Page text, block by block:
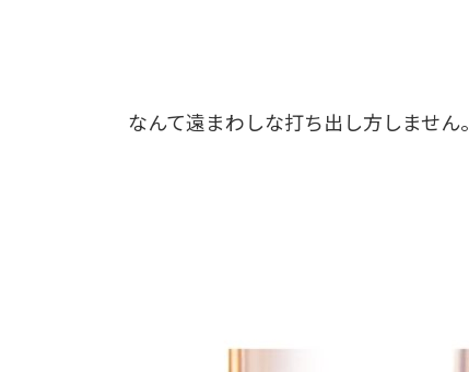
なんて遠まわしな打ち出し方しません。